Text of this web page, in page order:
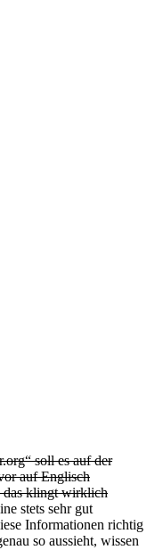
soll es auf der
auf Englisch
das klingt wirklich
stets sehr gut
Informationen richtig
so aussieht, wissen